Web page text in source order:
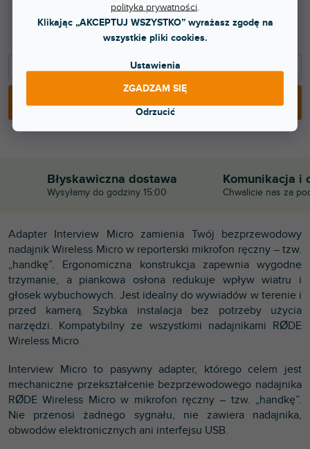
polityka prywatności
Klikając „AKCEPTUJ WSZYSTKO” wyrażasz zgodę na
wszystkie pliki cookies.
Ustawienia
Odrzucić
ZGADZAM SIĘ
114 zł
Błyskawiczna dostawa
Wysyłamy do godziny 15:00
Komunikacja i
Chwalicie nas za
Adapter Interview Micro zamienia Twój bezprzewodowy
nadajnik Wireless Micro w reporterski mikrofon ręczny – tzw.
„handkę”. Ergonomiczna konstrukcja zapewnia wygodne
trzymanie, a piankowa osłona redukuje wpływ wiatru i
głosek wybuchowych. Jest idealny do wywiadów w terenie i
przed kamerą. Szybka instalacja bez potrzeby użycia
narzędzi. Kompatybilny ze wszystkimi nadajnikami RØDE
Wireless Micro.
Interview Micro to pasywny adapter, którego celem jest
mechaniczne przekształcenie bezprzewodowego nadajnika
RØDE Wireless Micro w mikrofon ręczny – tzw. „handkę”.
Nie przenosi żadnego sygnału, nie zawiera nadajnika,
obwodów elektronicznych ani interfejsu USB.